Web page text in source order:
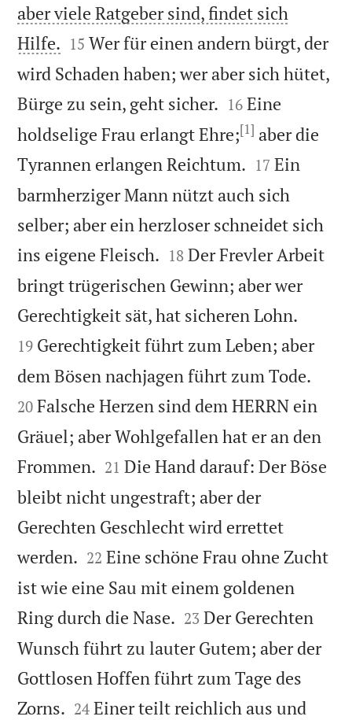
aber viele Ratgeber sind, findet sich
Hilfe. 

15 Wer für einen andern bürgt, der
wird Schaden haben; wer aber sich hütet,
Bürge zu sein, geht sicher. 

16 Eine
holdselige Frau erlangt Ehre;[1] aber die
Tyrannen erlangen Reichtum. 

17 Ein
barmherziger Mann nützt auch sich
selber; aber ein herzloser schneidet sich
ins eigene Fleisch. 

18 Der Frevler Arbeit
bringt trügerischen Gewinn; aber wer
Gerechtigkeit sät, hat sicheren Lohn.
19 Gerechtigkeit führt zum Leben; aber
dem Bösen nachjagen führt zum Tode.
20 Falsche Herzen sind dem HERRN ein
Gräuel; aber Wohlgefallen hat er an den
Frommen. 

21 Die Hand darauf: Der Böse
bleibt nicht ungestraft; aber der
Gerechten Geschlecht wird errettet
werden. 

22 Eine schöne Frau ohne Zucht
ist wie eine Sau mit einem goldenen
Ring durch die Nase. 

23 Der Gerechten
Wunsch führt zu lauter Gutem; aber der
Gottlosen Hoffen führt zum Tage des
Zorns. 

24 Einer teilt reichlich aus und